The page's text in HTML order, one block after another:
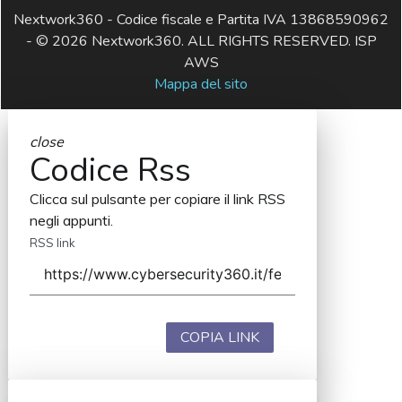
Nextwork360 - Codice fiscale e Partita IVA 13868590962
- © 2026 Nextwork360. ALL RIGHTS RESERVED. ISP
AWS
Mappa del sito
close
Codice Rss
Clicca sul pulsante per copiare il link RSS
negli appunti.
RSS link
COPIA LINK